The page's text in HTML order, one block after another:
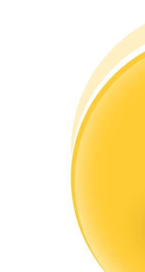
прибыли и комиссиями за
включая торговую информацию и